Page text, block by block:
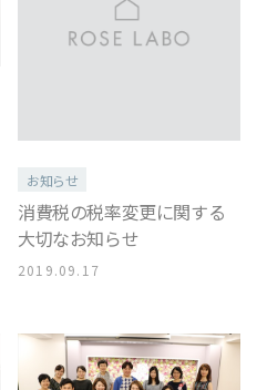
お知らせ
消費税の税率変更に関する
大切なお知らせ
2019.09.17